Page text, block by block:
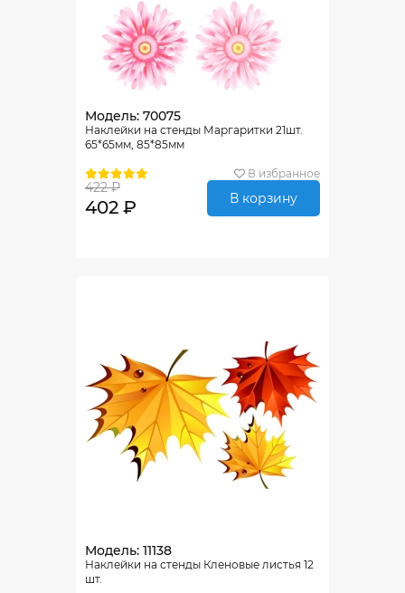
Модель: 70075
Наклейки на стенды Маргаритки 21шт.
65*65мм, 85*85мм
В избранное
422 ₽
402 ₽ В корзину
Модель: 11138
Наклейки на стенды Кленовые листья 12
шт.